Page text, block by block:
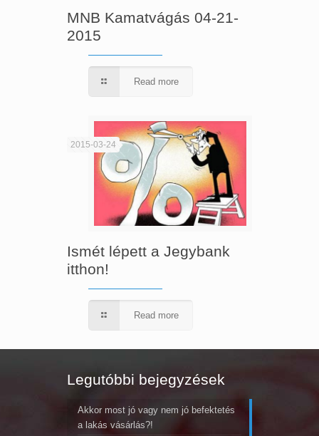
MNB Kamatvágás 04-21-
2015
Read more
2015-03-24
Ismét lépett a Jegybank
itthon!
Read more
Legutóbbi bejegyzések
Akkor most jó vagy nem jó befektetés
a lakás vásárlás?!